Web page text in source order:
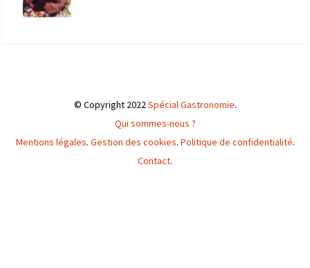
© Copyright 2022Spécial Gastronomie.
Qui sommes-nous ?
Mentions légales. Gestion des cookies. Politique de confidentialité.
Contact.